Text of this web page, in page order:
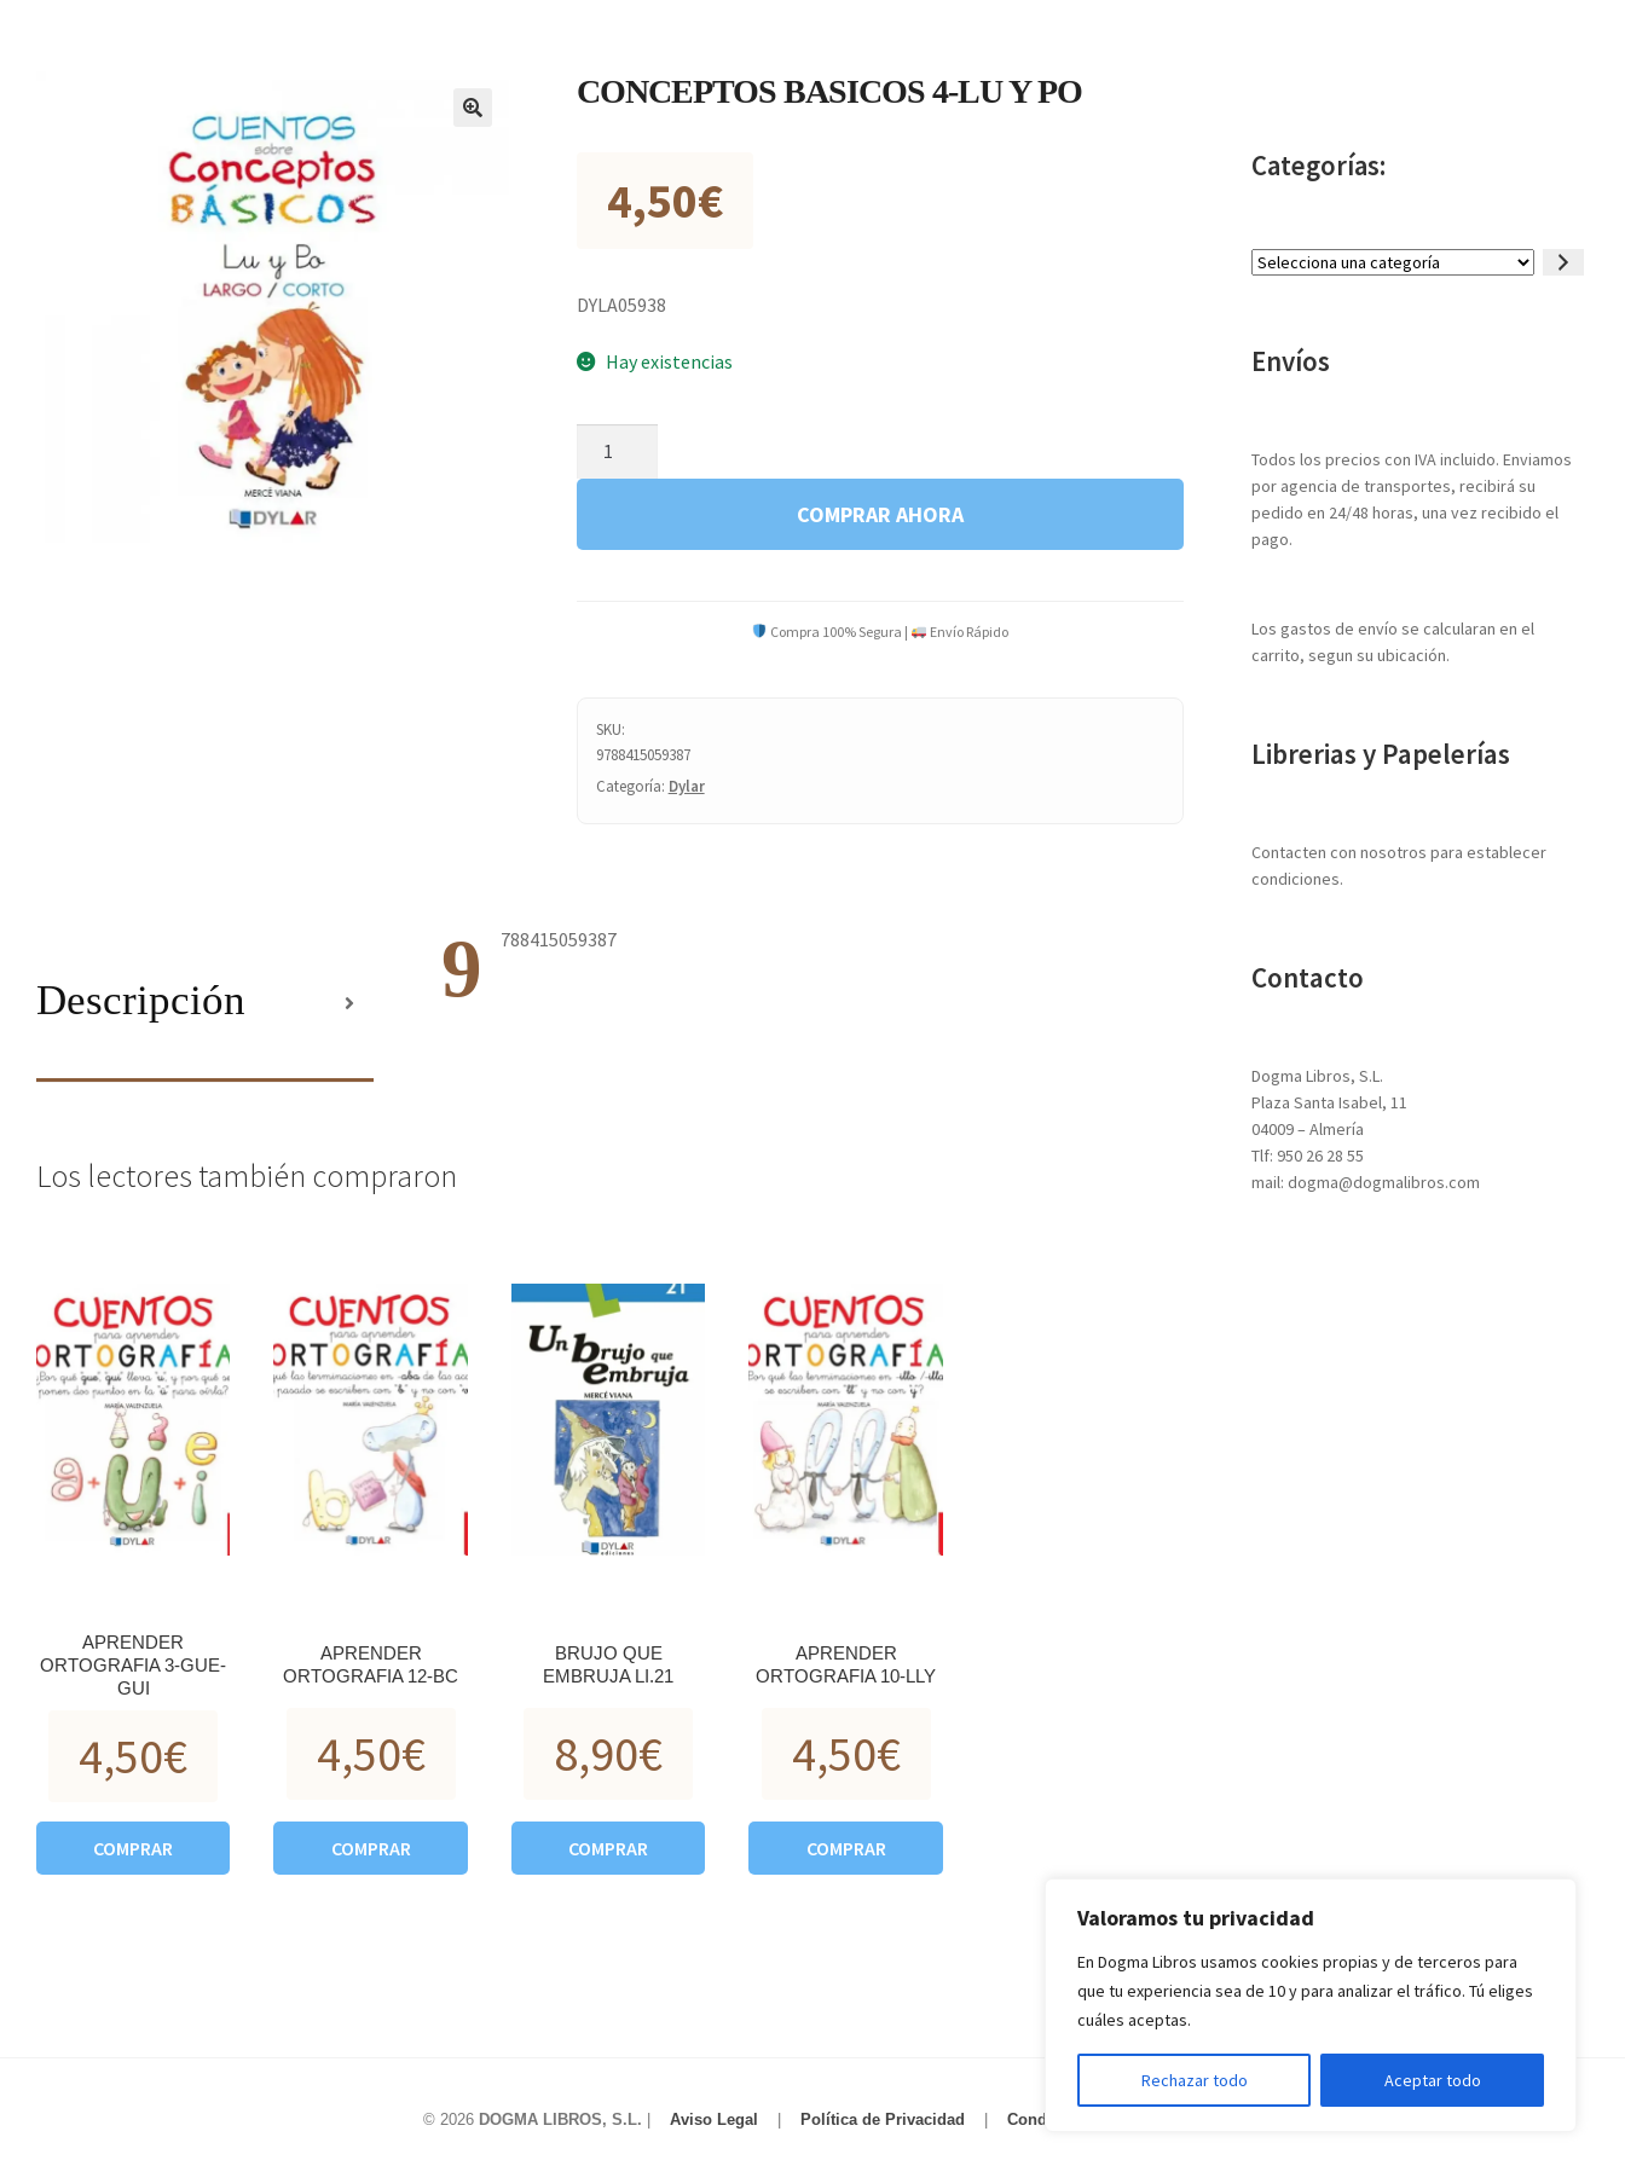
Valoramos tu privacidad
En Dogma Libros usamos cookies propias y de terceros para
que tu experiencia sea de 10 y para analizar el tráfico. Tú eliges
cuáles aceptas.
Rechazar todo Aceptar todo
CONCEPTOS BASICOS 4-LU Y PO
4,50€
DYLA05938
Hay existencias
Y
COMPRAR AHORA
Compra 100% Segura | Envío Rápido
SKU:
9788415059387
Categoría: Dylar
Descripción 9 788415059387
Los lectores también compraron
APRENDER
ORTOGRAFIA 3-GUE-
GUI
4,50€
COMPRAR
APRENDER
ORTOGRAFIA 12-BC
4,50€
COMPRAR
BRUJO QUE
EMBRUJA LI.21
8,90€
COMPRAR
APRENDER
ORTOGRAFIA 10-LLY
4,50€
COMPRAR
Categorías:
Selecciona
Envíos
Todos los precios con IVA incluido. Enviamos
por agencia de transportes, recibirá su
pedido en 24/48 horas, una vez recibido el
pago.
Los gastos de envío se calcularan en el
carrito, segun su ubicación.
Librerias y Papelerías
Contacten con nosotros para establecer
condiciones.
Contacto
Dogma Libros, S.L.
Plaza Santa Isabel, 11
04009 – Almería
Tlf: 950 26 28 55
mail: dogma@dogmalibros.com
© 2026 DOGMA LIBROS, S.L. Aviso Legal Política de Privacidad Condiciones de Compra